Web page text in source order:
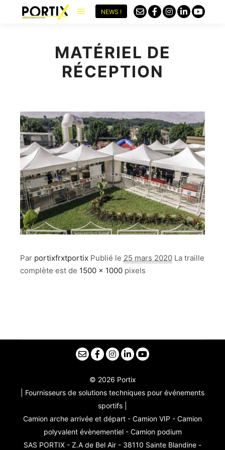
NEWS !
MATÉRIEL DE
RÉCEPTION
Par portixfrxtportix Publié le 25 mars 2020 La traille
complète est de 1500 × 1000 pixels
© 2026 Portix
| Fournisseurs de solutions techniques pour événements
sportifs |
Camion arche arrivée et départ - Camion VIP - Camion
polyvalent évènementiel - Camion podium
SAS PORTIX - Z.A de Bel Air - 38110 Sainte Blandine -